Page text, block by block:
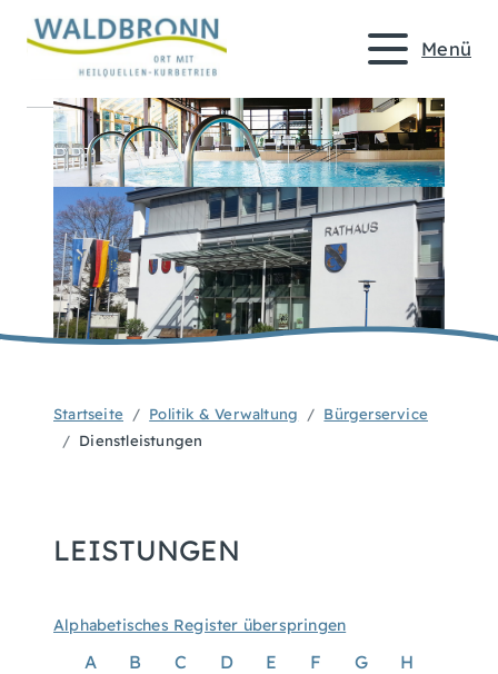
Menü
Startseite Politik & Verwaltung
Bürgerservice
Dienstleistungen
LEISTUNGEN
Alphabetisches Register überspringen
A B C D E F G H